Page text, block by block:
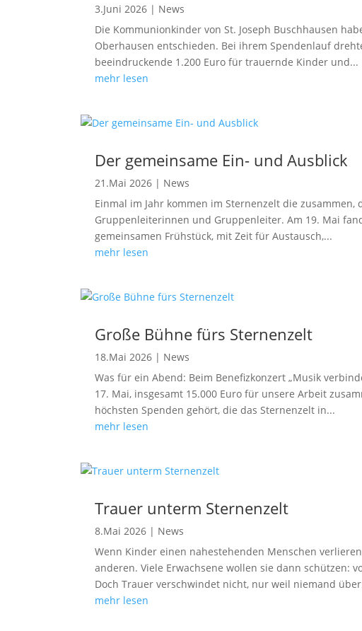
3.Juni 2026 | News
Die Kommunionkinder von St. Joseph Buschhausen
Oberhausen entschieden. Bei ihrem Spendenlauf
beeindruckende 1.200 Euro für trauernde Kinder und...
mehr lesen
Der gemeinsame Ein- und Ausblick
21.Mai 2026 | News
Einmal im Jahr kommen im Sternenzelt die
Gruppenleiterinnen und Gruppenleiter. Am 19. Mai
gemeinsamen Frühstück, mit Zeit für Austausch,...
mehr lesen
Große Bühne fürs Sternenzelt
18.Mai 2026 | News
Was für ein Abend: Beim Benefizkonzert „Musik
17. Mai, insgesamt 15.000 Euro für unsere Arbeit
höchsten Spenden gehört, die das Sternenzelt in...
mehr lesen
Trauer unterm Sternenzelt
8.Mai 2026 | News
Wenn Kinder einen nahestehenden Menschen
anderen. Viele Erwachsene wollen sie dann schützen:
Doch Trauer verschwindet nicht, nur weil niemand
mehr lesen